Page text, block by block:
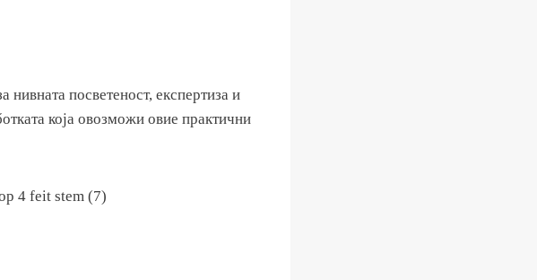
нивната посветеност, експертиза и
која овозможи овие практични